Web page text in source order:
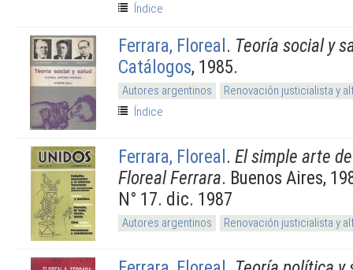
Índice
Ferrara, Floreal. Teoría social y
Catálogos, 1985.
Autores argentinos
Renovación justicialista y
Índice
Ferrara, Floreal. El simple arte
Floreal Ferrara. Buenos Aires,
N° 17. dic. 1987
Autores argentinos Renovación justicialista y